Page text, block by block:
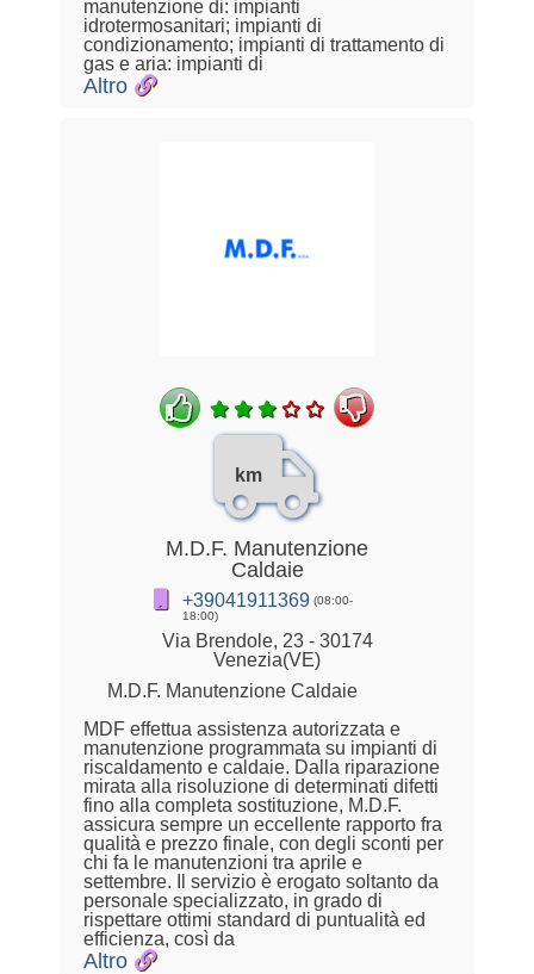
manutenzione di: impianti
idrotermosanitari; impianti di
condizionamento; impianti di trattamento di
gas e aria: impianti di
Altro
km
M.D.F. Manutenzione
Caldaie
+39041911369 (08:00-
18:00)
Via Brendole, 23 - 30174
Venezia(VE)
M.D.F. Manutenzione Caldaie
MDF effettua assistenza autorizzata e
manutenzione programmata su impianti di
riscaldamento e caldaie. Dalla riparazione
mirata alla risoluzione di determinati difetti
fino alla completa sostituzione, M.D.F.
assicura sempre un eccellente rapporto fra
qualità e prezzo finale, con degli sconti per
chi fa le manutenzioni tra aprile e
settembre. Il servizio è erogato soltanto da
personale specializzato, in grado di
rispettare ottimi standard di puntualità ed
efficienza, così da
Altro